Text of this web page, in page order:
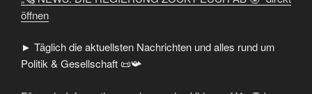
öffnen
► Täglich die aktuellsten Nachrichten und alles rund um
Politik & Gesellschaft 📜📯